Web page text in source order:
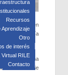
Recursos
Aprendizaje
Otro
de interés
RILE
Contacto
entienden
y empatía
que una
necesidad de